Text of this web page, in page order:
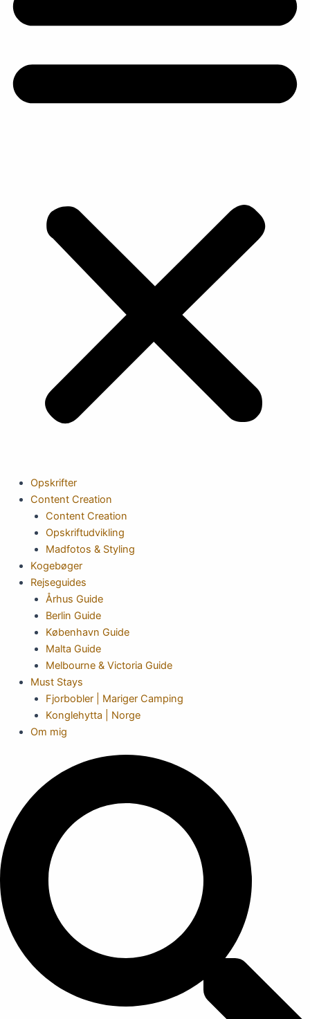
Opskrifter
Content Creation
Content Creation
Opskriftudvikling
Madfotos & Styling
Kogebøger
Rejseguides
Århus Guide
Berlin Guide
København Guide
Malta Guide
Melbourne & Victoria Guide
Must Stays
Fjorbobler | Mariger Camping
Konglehytta | Norge
Om mig